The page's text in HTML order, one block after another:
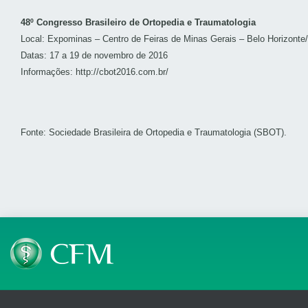
48º Congresso Brasileiro de Ortopedia e Traumatologia
Local: Expominas – Centro de Feiras de Minas Gerais – Belo
Datas: 17 a 19 de novembro de 2016
Informações: http://cbot2016.com.br/
Fonte: Sociedade Brasileira de Ortopedia e Traumatologia (SBOT).